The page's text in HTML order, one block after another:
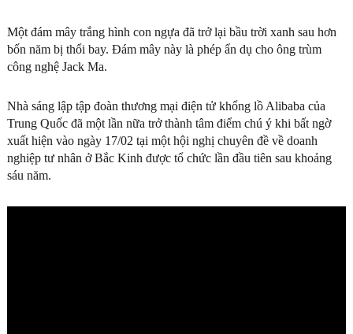
Một đám mây trắng hình con ngựa đã trở lại bầu trời xanh sau hơn
bốn năm bị thổi bay. Đám mây này là phép ẩn dụ cho ông trùm
công nghệ Jack Ma.
Nhà sáng lập tập đoàn thương mại điện tử khổng lồ Alibaba của
Trung Quốc đã một lần nữa trở thành tâm điểm chú ý khi bất ngờ
xuất hiện vào ngày 17/02 tại một hội nghị chuyên đề về doanh
nghiệp tư nhân ở Bắc Kinh được tổ chức lần đầu tiên sau khoảng
sáu năm.